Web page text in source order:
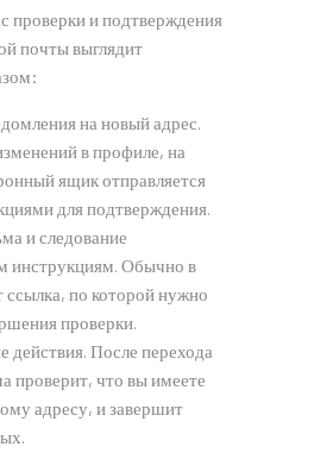
проверки и подтверждения
почты выглядит
на новый адрес.
в профиле, на
ящик отправляется
для подтверждения.
и следование
инструкциям. Обычно в
по которой нужно
проверки.
действия. После перехода
проверит, что вы имеете
адресу, и завершит